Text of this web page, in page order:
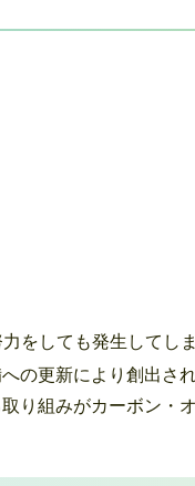
をしても発生してし
の更新により創出さ
り組みがカーボン・